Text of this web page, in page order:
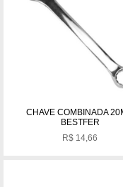
CHAVE COMBINADA
BESTFER
R$ 14,66